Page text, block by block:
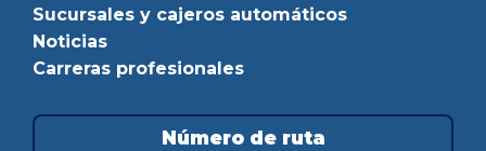
Sucursales y cajeros automáticos
Noticias
Carreras profesionales
Número de ruta